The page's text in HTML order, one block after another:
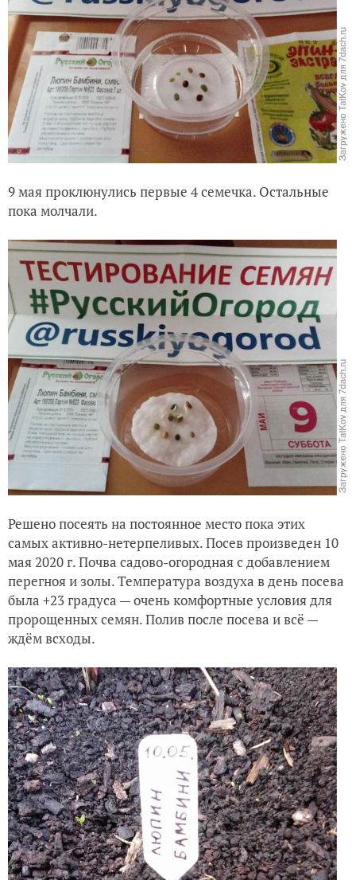
9 мая проклюнулись первые 4 семечка. Остальные
пока молчали.
Решено посеять на постоянное место пока этих
самых активно-нетерпеливых. Посев произведен 10
мая 2020 г. Почва садово-огородная с добавлением
перегноя и золы. Температура воздуха в день посева
была +23 градуса — очень комфортные условия для
пророщенных семян. Полив после посева и всё —
ждём всходы.